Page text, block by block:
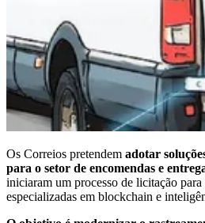
Os Correios pretendem adotar
para o setor de encomendas e
iniciaram um processo de licitação para
especializadas em blockchain e